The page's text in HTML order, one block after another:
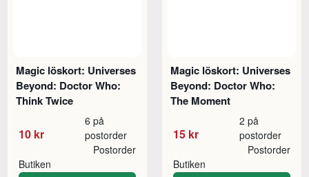
Magic löskort: Universes
Beyond: Doctor Who:
Think Twice
10 kr
6 på
postorder
Butiken
Postorder
Magic löskort: Universes
Beyond: Doctor Who:
The Moment
15 kr
2 på
postorder
Butiken
Postorder